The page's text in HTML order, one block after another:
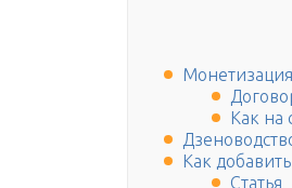
Как на
Как
Статья